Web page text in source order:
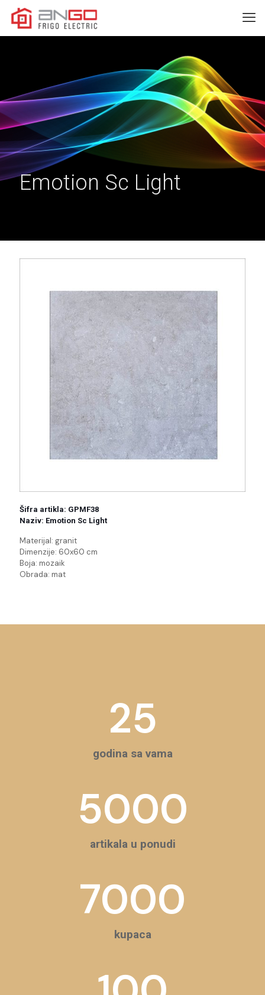
Emotion Sc Light
Šifra artikla: GPMF38
Naziv: Emotion Sc Light
Materijal: granit
Dimenzije: 60x60 cm
Boja: mozaik
Obrada: mat
25
godina sa vama
5000
artikala u ponudi
7000
kupaca